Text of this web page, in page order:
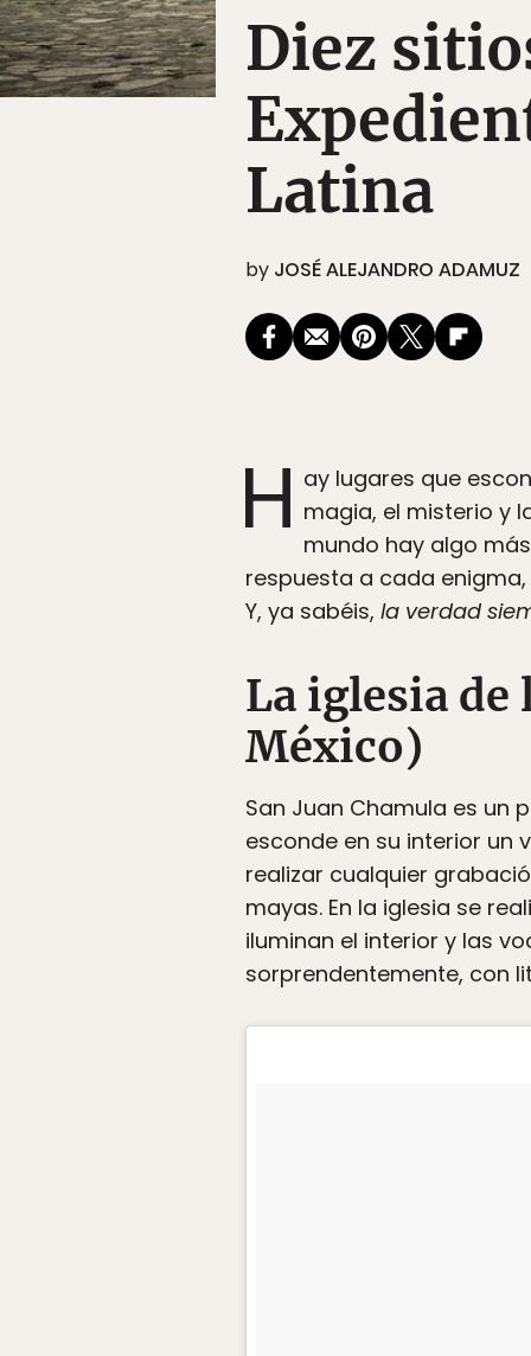
Diez
Latina
by JOSÉ ALEJANDRO ADAMUZ
H ay lugares que
magia, el misterio y
mundo hay algo
respuesta a cada enigma,
Y, ya sabéis, la verdad
La iglesia de
México)
San Juan Chamula es un
esconde en su interior
realizar cualquier
mayas. En la iglesia se
iluminan el interior y las
sorprendentemente, con